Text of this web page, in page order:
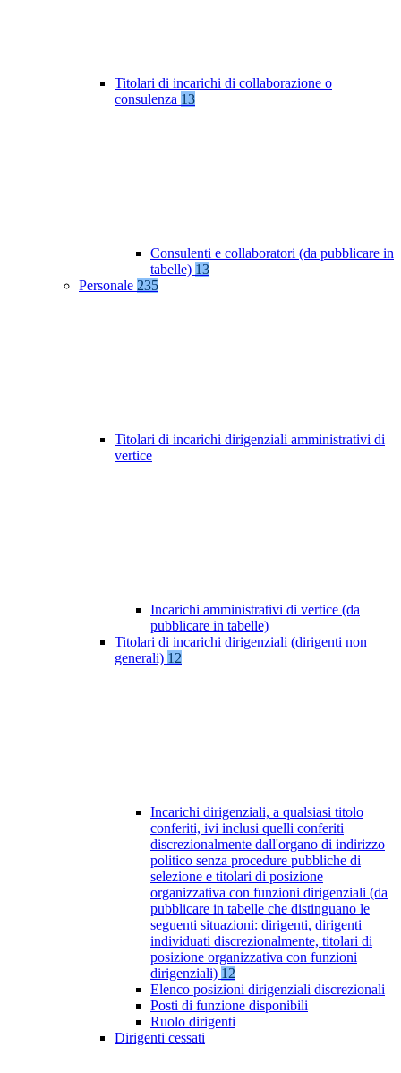
Titolari di incarichi di collaborazione o
consulenza 13
Consulenti e collaboratori (da pubblicare in
tabelle) 13
Personale 235
Titolari di incarichi dirigenziali amministrativi di
vertice
Incarichi amministrativi di vertice (da
pubblicare in tabelle)
Titolari di incarichi dirigenziali (dirigenti non
generali) 12
Incarichi dirigenziali, a qualsiasi titolo
conferiti, ivi inclusi quelli conferiti
discrezionalmente dall'organo di indirizzo
politico senza procedure pubbliche di
selezione e titolari di posizione
organizzativa con funzioni dirigenziali (da
pubblicare in tabelle che distinguano le
seguenti situazioni: dirigenti, dirigenti
individuati discrezionalmente, titolari di
posizione organizzativa con funzioni
dirigenziali) 12
Elenco posizioni dirigenziali discrezionali
Posti di funzione disponibili
Ruolo dirigenti
Dirigenti cessati